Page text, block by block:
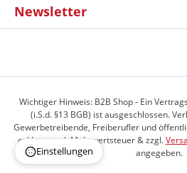
Newsletter
Wichtiger Hinweis: B2B Shop - Ein
(i.S.d. §13 BGB) ist ausgeschlossen.
Gewerbetreibende, Freiberufler und
exkl. gesetzl. Mehrwertsteuer & zzgl.
angegeben.
Einstellungen